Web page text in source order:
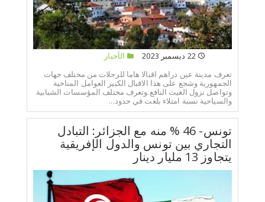
22 ديسمبر 2023
الأخبار
تعرف مدينة عين دراهم اقبالا هاما للرحلات من مختلف جهات
الجمهورية وشجع على هذا الاقبال الكبير العوامل المناخية
وتواصل نزول الغيث النافع.وتعرف مختلف المؤسسات الشبابية
والسياحية نسبة امتلاء بلغت في حدود...
تونس- 46 % منه مع الجزائر: التبادل
التجاري بين تونس والدول الإفريقية
يتجاوز 13 مليار دينار